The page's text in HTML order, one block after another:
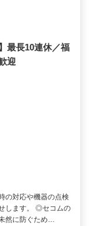
最長10連休／福
迎
の対応や機器の点検
します。 ◎セコムの
然に防ぐため…